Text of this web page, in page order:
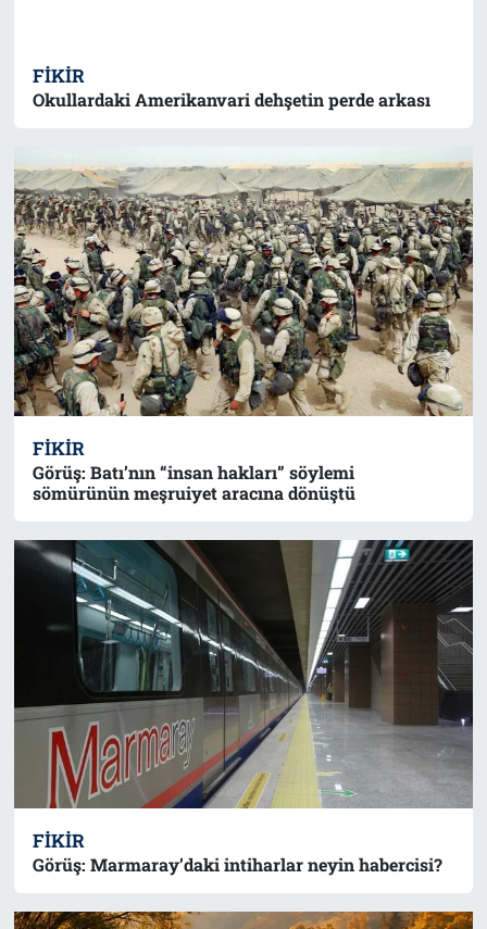
FIKIR
Okullardaki Amerikanvari dehşetin perde arkası
FIKIR
Görüş: Batı’nın “insan hakları” söylemi
sömürünün meşruiyet aracına dönüştü
FIKIR
Görüş: Marmaray’daki intiharlar neyin habercisi?